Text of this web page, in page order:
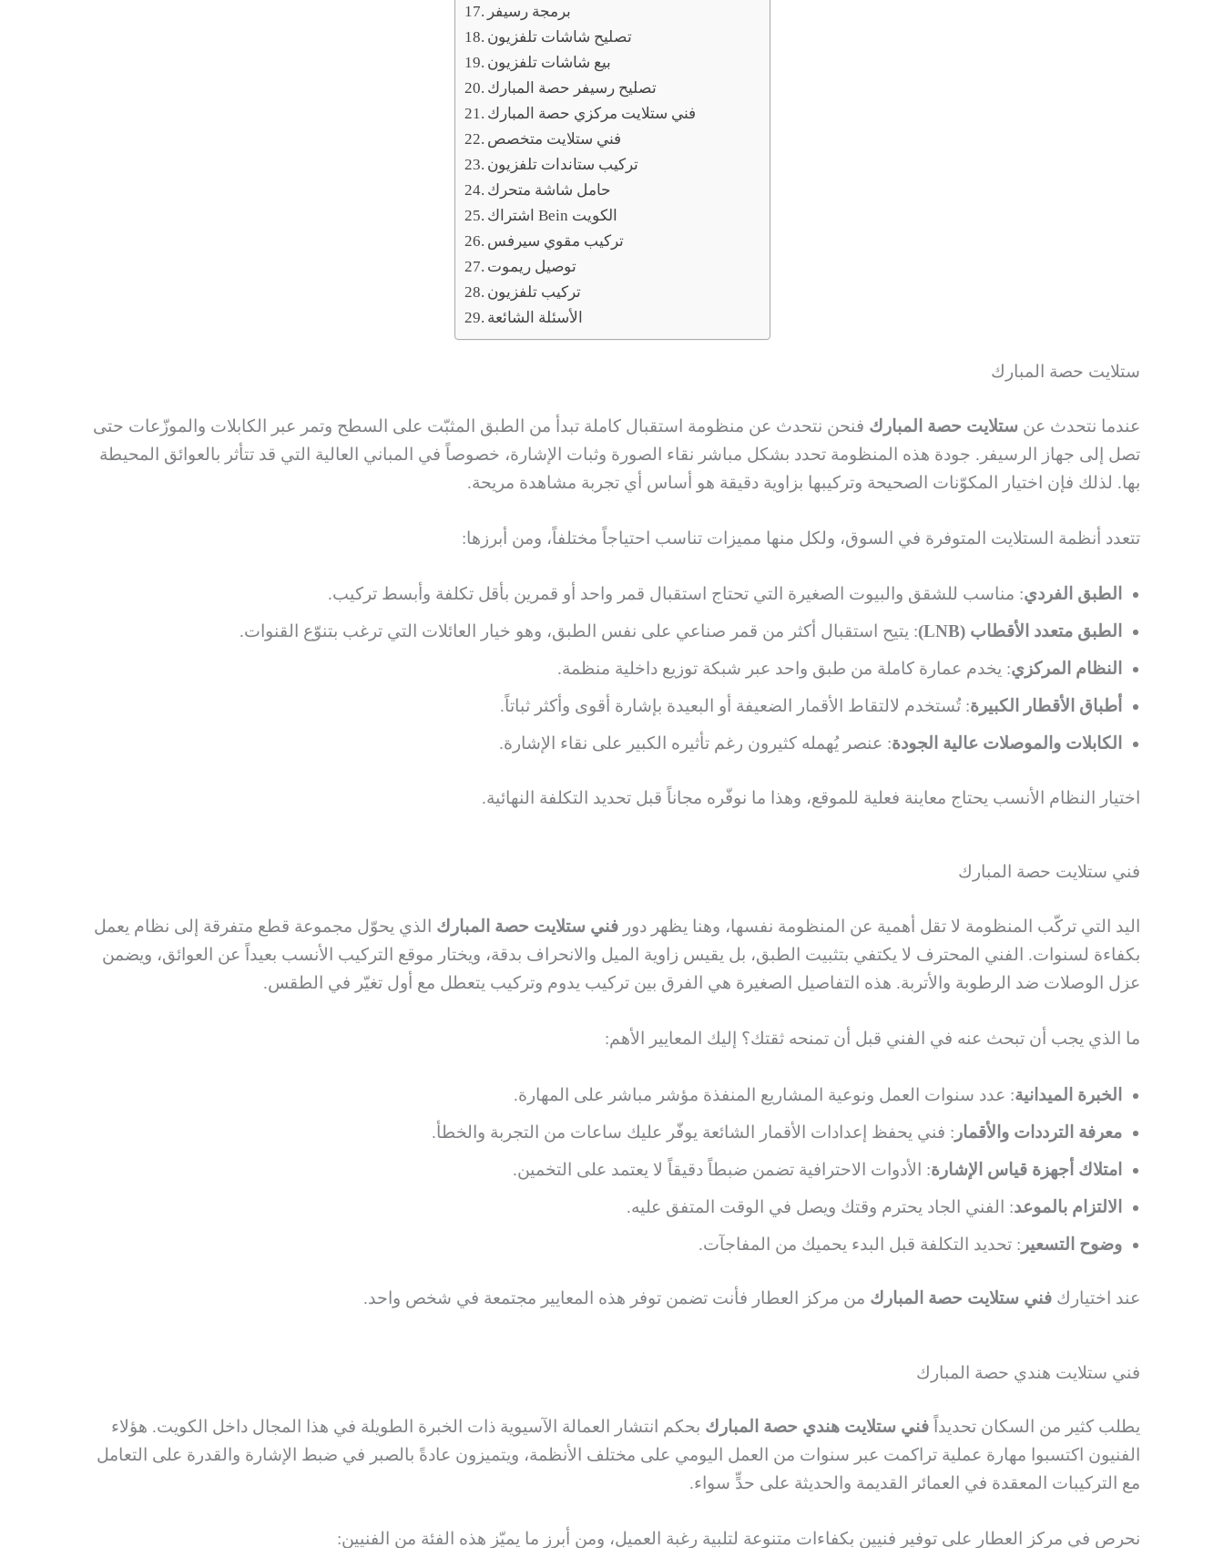
برمجة رسيفر
تصليح شاشات تلفزيون
بيع شاشات تلفزيون
تصليح رسيفر حصة المبارك
فني ستلايت مركزي حصة المبارك
فني ستلايت متخصص
تركيب ستاندات تلفزيون
حامل شاشة متحرك
اشتراك Bein الكويت
تركيب مقوي سيرفس
توصيل ريموت
تركيب تلفزيون
الأسئلة الشائعة
ستلايت حصة المبارك
عندما نتحدث عن ستلايت حصة المبارك فنحن نتحدث عن منظومة استقبال كاملة تبدأ من الطبق المثبّت على السطح وتمر عبر الكابلات والموزّعات حتى
تصل إلى جهاز الرسيفر. جودة هذه المنظومة تحدد بشكل مباشر نقاء الصورة وثبات الإشارة، خصوصاً في المباني العالية التي قد تتأثر بالعوائق المحيطة
بها. لذلك فإن اختيار المكوّنات الصحيحة وتركيبها بزاوية دقيقة هو أساس أي تجربة مشاهدة مريحة.
تتعدد أنظمة الستلايت المتوفرة في السوق، ولكل منها مميزات تناسب احتياجاً مختلفاً، ومن أبرزها:
الطبق الفردي: مناسب للشقق والبيوت الصغيرة التي تحتاج استقبال قمر واحد أو قمرين بأقل تكلفة وأبسط تركيب.
الطبق متعدد الأقطاب (LNB)
: يتيح استقبال أكثر من قمر صناعي على نفس الطبق، وهو خيار العائلات التي ترغب بتنوّع القنوات.
النظام المركزي: يخدم عمارة كاملة من طبق واحد عبر شبكة توزيع داخلية منظمة.
أطباق الأقطار الكبيرة: تُستخدم لالتقاط الأقمار الضعيفة أو البعيدة بإشارة أقوى وأكثر ثباتاً.
الكابلات والموصلات عالية الجودة: عنصر يُهمله كثيرون رغم تأثيره الكبير على نقاء الإشارة.
اختيار النظام الأنسب يحتاج معاينة فعلية للموقع، وهذا ما نوفّره مجاناً قبل تحديد التكلفة النهائية.
فني ستلايت حصة المبارك
اليد التي تركّب المنظومة لا تقل أهمية عن المنظومة نفسها، وهنا يظهر دور فني ستلايت حصة المبارك الذي يحوّل مجموعة قطع متفرقة إلى نظام يعمل
بكفاءة لسنوات. الفني المحترف لا يكتفي بتثبيت الطبق، بل يقيس زاوية الميل والانحراف بدقة، ويختار موقع التركيب الأنسب بعيداً عن العوائق، ويضمن
عزل الوصلات ضد الرطوبة والأتربة. هذه التفاصيل الصغيرة هي الفرق بين تركيب يدوم وتركيب يتعطل مع أول تغيّر في الطقس.
ما الذي يجب أن تبحث عنه في الفني قبل أن تمنحه ثقتك؟ إليك المعايير الأهم:
الخبرة الميدانية: عدد سنوات العمل ونوعية المشاريع المنفذة مؤشر مباشر على المهارة.
معرفة الترددات والأقمار : فني يحفظ إعدادات الأقمار الشائعة يوفّر عليك ساعات من التجربة والخطأ.
امتلاك أجهزة قياس الإشارة: الأدوات الاحترافية تضمن ضبطاً دقيقاً لا يعتمد على التخمين.
الالتزام بالموعد: الفني الجاد يحترم وقتك ويصل في الوقت المتفق عليه.
وضوح التسعير : تحديد التكلفة قبل البدء يحميك من المفاجآت.
عند اختيارك فني ستلايت حصة المبارك من مركز العطار فأنت تضمن توفر هذه المعايير مجتمعة في شخص واحد.
فني ستلايت هندي حصة المبارك
يطلب كثير من السكان تحديداً فني ستلايت هندي حصة المبارك بحكم انتشار العمالة الآسيوية ذات الخبرة الطويلة في هذا المجال داخل الكويت. هؤلاء
الفنيون اكتسبوا مهارة عملية تراكمت عبر سنوات من العمل اليومي على مختلف الأنظمة، ويتميزون عادةً بالصبر في ضبط الإشارة والقدرة على التعامل
مع التركيبات المعقدة في العمائر القديمة والحديثة على حدٍّ سواء.
نحرص في مركز العطار على توفير فنيين بكفاءات متنوعة لتلبية رغبة العميل، ومن أبرز ما يميّز هذه الفئة من الفنيين: